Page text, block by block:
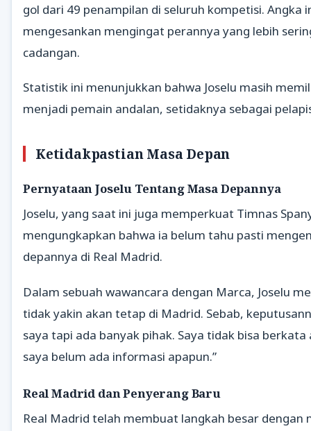
gol dari 49 penampilan di seluruh kompetisi. Angka
mengesankan mengingat perannya yang lebih
cadangan.
Statistik ini menunjukkan bahwa Joselu masih
menjadi pemain andalan, setidaknya sebagai
Ketidakpastian Masa Depan
Pernyataan Joselu Tentang Masa Depannya
Joselu, yang saat ini juga memperkuat Timnas
mengungkapkan bahwa ia belum tahu pasti
depannya di Real Madrid.
Dalam sebuah wawancara dengan Marca, Joselu
tidak yakin akan tetap di Madrid. Sebab,
saya tapi ada banyak pihak. Saya tidak bisa
saya belum ada informasi apapun.”
Real Madrid dan Penyerang Baru
Real Madrid telah membuat langkah besar dengan